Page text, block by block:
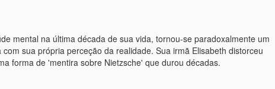
mental na última década de sua vida, tornou-se paradoxalmente um
sua própria perceção da realidade. Sua irmã Elisabeth distorceu
forma de 'mentira sobre Nietzsche' que durou décadas.